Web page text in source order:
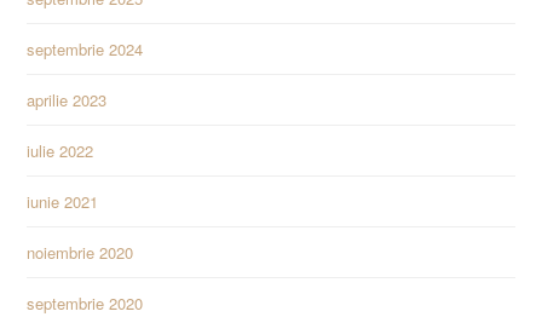
septembrie 2024
aprilie 2023
iulie 2022
iunie 2021
noiembrie 2020
septembrie 2020